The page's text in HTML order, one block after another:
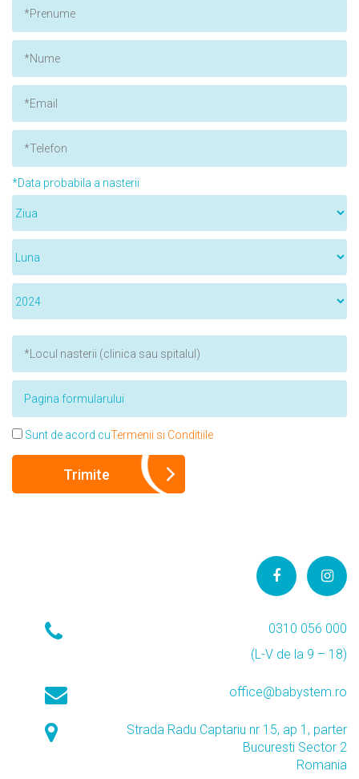
*Data probabila a nasterii
Sunt de acord cuTermenii si Conditiile
0310 056 000
(L-V de la 9 – 18)
office@babystem.ro
Strada Radu Captariu nr 15, ap 1, parter
Bucuresti Sector 2
Romania